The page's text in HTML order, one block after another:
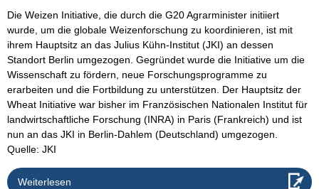
Die Weizen Initiative, die durch die G20 Agrarminister initiiert
wurde, um die globale Weizenforschung zu koordinieren, ist mit
ihrem Hauptsitz an das Julius Kühn-Institut (JKI) an dessen
Standort Berlin umgezogen. Gegründet wurde die Initiative um die
Wissenschaft zu fördern, neue Forschungsprogramme zu
erarbeiten und die Fortbildung zu unterstützen. Der Hauptsitz der
Wheat Initiative war bisher im Französischen Nationalen Institut für
landwirtschaftliche Forschung (INRA) in Paris (Frankreich) und ist
nun an das JKI in Berlin-Dahlem (Deutschland) umgezogen.
Quelle: JKI
Weiterlesen